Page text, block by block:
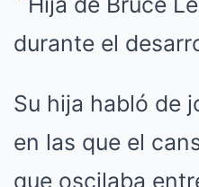
Su hija habló de
en las que el
que oscilaba